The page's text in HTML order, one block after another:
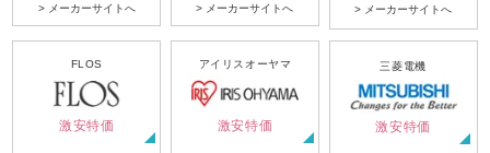
> メーカーサイトへ > メーカーサイトへ > メーカーサイトへ
FLOS
激安特価
アイリスオーヤマ
激安特価
三菱電機
激安特価